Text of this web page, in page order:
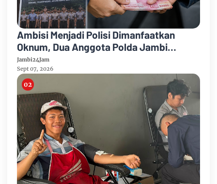
Ambisi Menjadi Polisi Dimanfaatkan
Oknum, Dua Anggota Polda Jambi
Diduga Tipu Calon Bintara dengan Janji
Kelulusan
Jambi24Jam
Sept 07, 2026